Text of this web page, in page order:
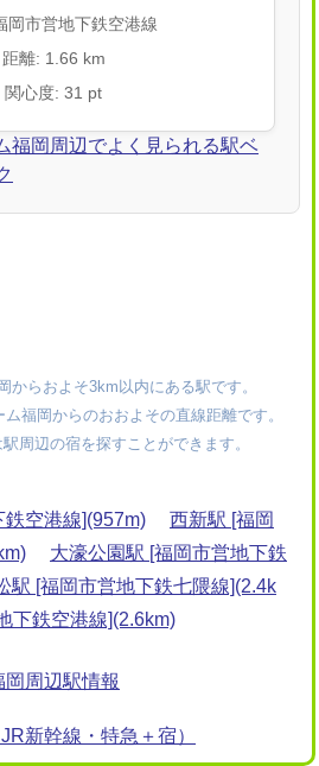
岡市営地下鉄空港線
距離: 1.66 km
関心度: 31 pt
福岡周辺でよく見られる駅ベ
らおよそ3km以内にある駅です。
福岡からのおおよその直線距離です。
周辺の宿を探すことができます。
鉄空港線](957m)
西新駅 [福岡
大濠公園駅 [福岡市営地下鉄
駅 [福岡市営地下鉄七隈線](2.4k
下鉄空港線](2.6km)
周辺駅情報
新幹線・特急＋宿）